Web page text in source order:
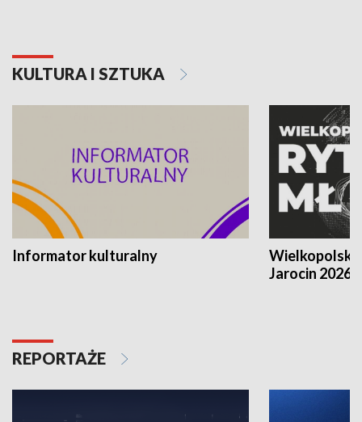
KULTURA I SZTUKA
Informator kulturalny
Jarocin 2026
REPORTAŻE